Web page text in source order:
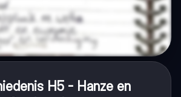
H5 - Hanze en